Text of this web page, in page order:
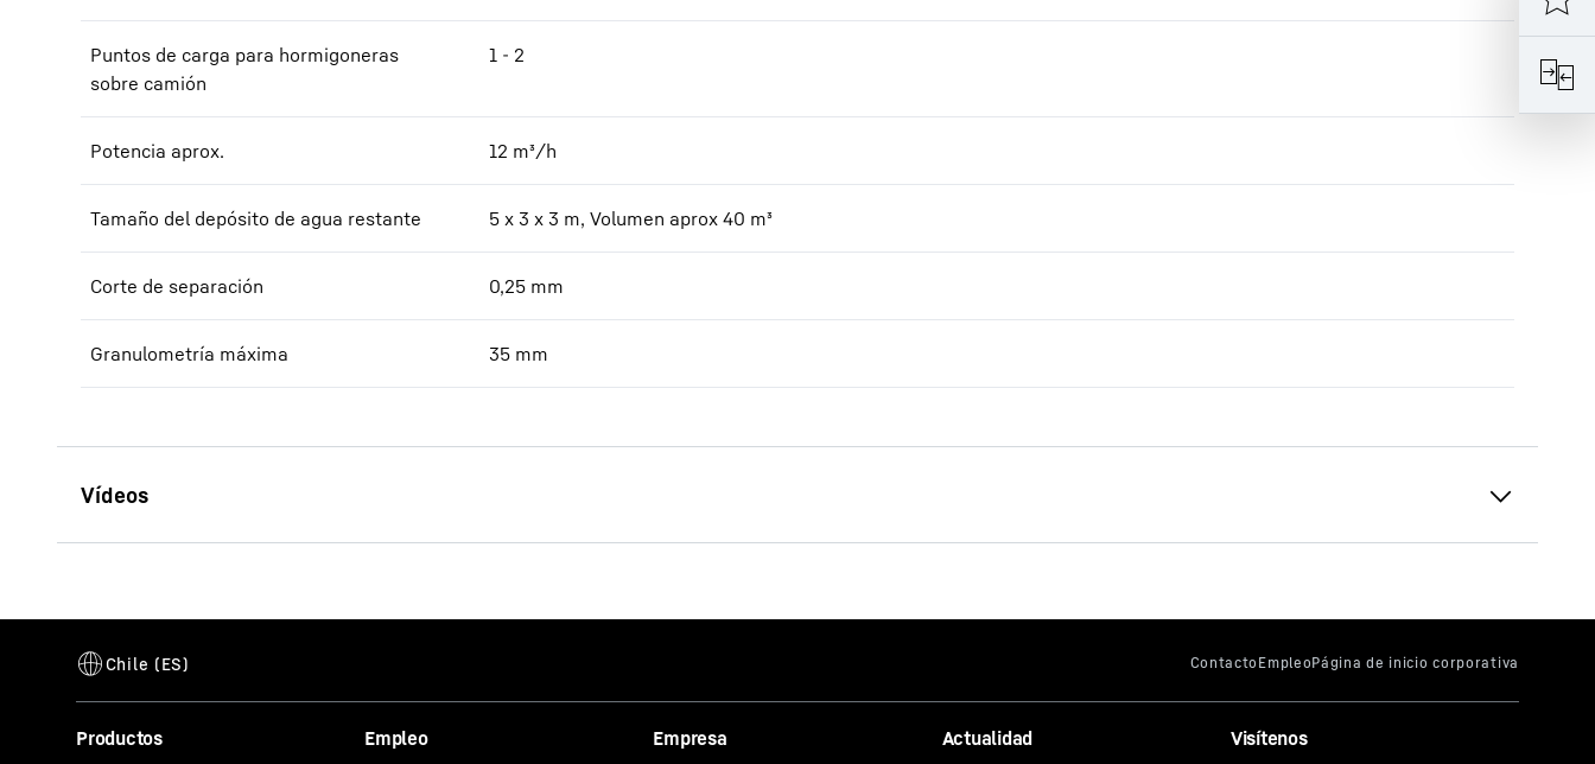
Puntos de carga para hormigoneras
sobre camión
1 - 2
Potencia aprox. 12 m³/h
Tamaño del depósito de agua restante 5 x 3 x 3 m, Volumen aprox 40 m³
Corte de separación 0,25 mm
Granulometría máxima 35 mm
Este vídeo ha sido facilitado por Google*. Al cargar este vídeo, sus datos, incluida su
dirección IP, se transmiten a Google, y pueden ser almacenados y procesados por
Productos Empleo Empresa Actualidad Visítenos